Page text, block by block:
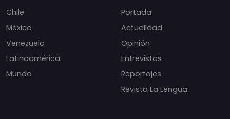
Chile
México
Venezuela
Latinoamérica
Mundo
Portada
Actualidad
Opinión
Entrevistas
Reportajes
Revista La Lengua